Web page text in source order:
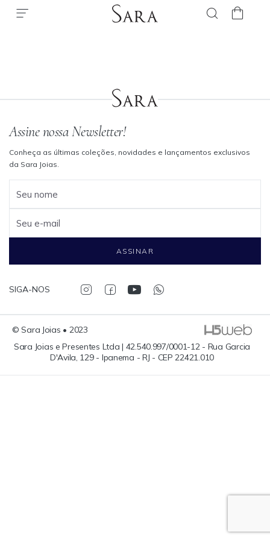
Assine nossa Newsletter!
Conheça as últimas coleções, novidades e lançamentos exclusivos
da Sara Joias.
Seu nome
Seu e-mail
ASSINAR
SIGA-NOS
© Sara Joias • 2023
Sara Joias e Presentes Ltda | 42.540.997/0001-12 - Rua Garcia
D'Avila, 129 - Ipanema - RJ - CEP 22421.010